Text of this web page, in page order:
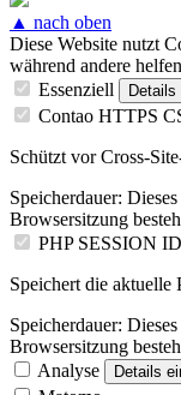
▲ nach oben
Diese Website nutzt
während andere
Essenziell
Details
Contao HTTPS
Schützt vor Cross-
Speicherdauer:
Browsersitzung
PHP SESSION ID
Speichert die aktuelle
Speicherdauer:
Browsersitzung
Analyse
Details